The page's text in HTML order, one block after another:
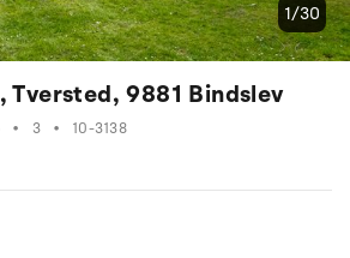
Tversted, 9881 Bindslev
• 3 • 10-3138
1/30